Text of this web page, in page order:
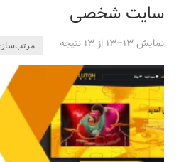
سایت شخصی
نمایش 13–13 از 13 نتیجه